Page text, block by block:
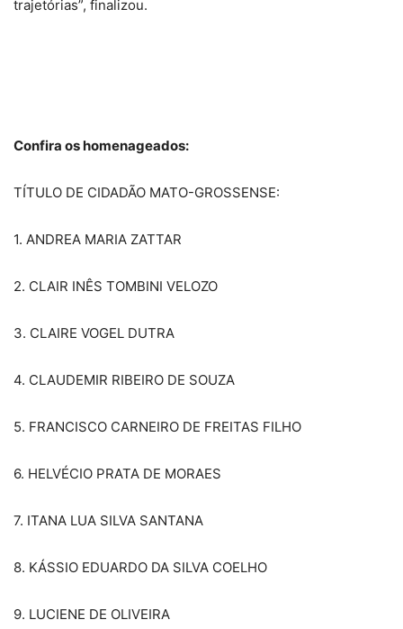
trajetórias”, finalizou.
Confira os homenageados:
TÍTULO DE CIDADÃO MATO-GROSSENSE:
1. ANDREA MARIA ZATTAR
2. CLAIR INÊS TOMBINI VELOZO
3. CLAIRE VOGEL DUTRA
4. CLAUDEMIR RIBEIRO DE SOUZA
5. FRANCISCO CARNEIRO DE FREITAS FILHO
6. HELVÉCIO PRATA DE MORAES
7. ITANA LUA SILVA SANTANA
8. KÁSSIO EDUARDO DA SILVA COELHO
9. LUCIENE DE OLIVEIRA